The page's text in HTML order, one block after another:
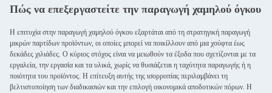
Πώς να επεξεργαστείτε την παραγωγή χαμηλού όγκου
Η επιτυχία στην παραγωγή χαμηλού όγκου εξαρτάται από τη στρατηγική παραγωγή
μικρών παρτίδων προϊόντων, οι οποίες μπορεί να ποικίλλουν από μια χούφτα έως
δεκάδες χιλιάδες. Ο κύριος στόχος είναι να μειωθούν τα έξοδα που σχετίζονται με τα
εργαλεία, την εργασία και τα υλικά, χωρίς να θυσιάζεται η ταχύτητα παραγωγής ή η
ποιότητα του προϊόντος. Η επίτευξη αυτής της ισορροπίας περιλαμβάνει τη
βελτιστοποίηση των διαδικασιών και την επιλογή οικονομικά αποδοτικών πόρων. Η